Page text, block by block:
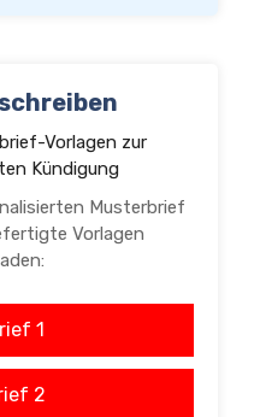
Vorlagen zur
Kündigung
Musterbrief
Vorlagen
1
2